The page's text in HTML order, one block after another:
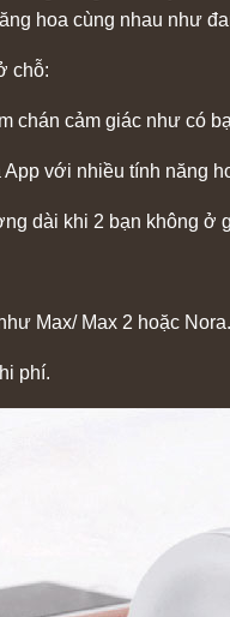
hoa cùng nhau như
chỗ:
chán cảm giác như có
với nhiều tính năng
dài khi 2 bạn không ở
Max/ Max 2 hoặc Nora.
phí.